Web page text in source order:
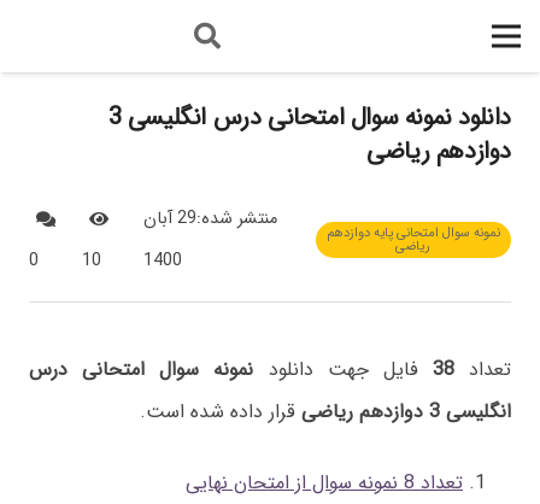
دانلود نمونه سوال امتحانی درس انگلیسی 3
دوازدهم ریاضی
نمونه سوال امتحانی پایه دوازدهم
ریاضی
منتشر شده:
29 آبان
1400
10
0
تعداد38 فایل جهت دانلود نمونه سوال امتحانی درس
انگلیسی 3 دوازدهم ریاضی
قرار داده شده است.
تعداد 8 نمونه سوال از امتحان نهایی